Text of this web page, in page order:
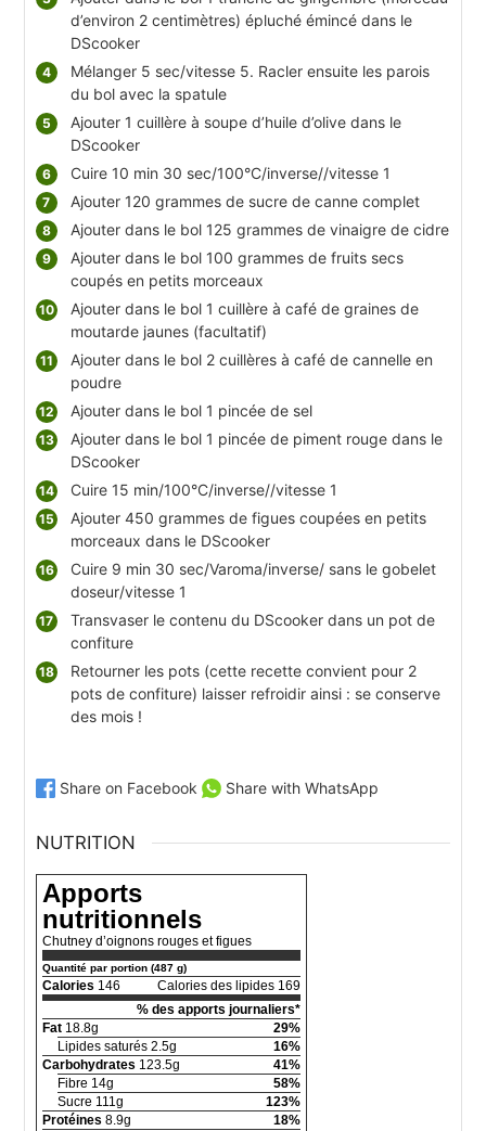
d’environ 2 centimètres) épluché émincé dans le
DScooker
Mélanger 5 sec/vitesse 5. Racler ensuite les parois
du bol avec la spatule
Ajouter 1 cuillère à soupe d’huile d’olive dans le
DScooker
Cuire 10 min 30 sec/100°C/inverse//vitesse 1
Ajouter 120 grammes de sucre de canne complet
Ajouter dans le bol 125 grammes de vinaigre de cidre
Ajouter dans le bol 100 grammes de fruits secs
coupés en petits morceaux
Ajouter dans le bol 1 cuillère à café de graines de
moutarde jaunes (facultatif)
Ajouter dans le bol 2 cuillères à café de cannelle en
poudre
Ajouter dans le bol 1 pincée de sel
Ajouter dans le bol 1 pincée de piment rouge dans le
DScooker
Cuire 15 min/100°C/inverse//vitesse 1
Ajouter 450 grammes de figues coupées en petits
morceaux dans le DScooker
Cuire 9 min 30 sec/Varoma/inverse/ sans le gobelet
doseur/vitesse 1
Transvaser le contenu du DScooker dans un pot de
confiture
Retourner les pots (cette recette convient pour 2
pots de confiture) laisser refroidir ainsi : se conserve
des mois !
Share on Facebook Share with WhatsApp
NUTRITION
Apports
nutritionnels
Chutney d’oignons rouges et figues
Quantité par portion (487 g)
Calories 146
Calories des lipides 169
% des apports journaliers*
Fat18.8g
29%
Lipides saturés 2.5g
16%
Carbohydrates 123.5g
41%
Fibre 14g
58%
Sucre 111g
123%
Protéines 8.9g 18%